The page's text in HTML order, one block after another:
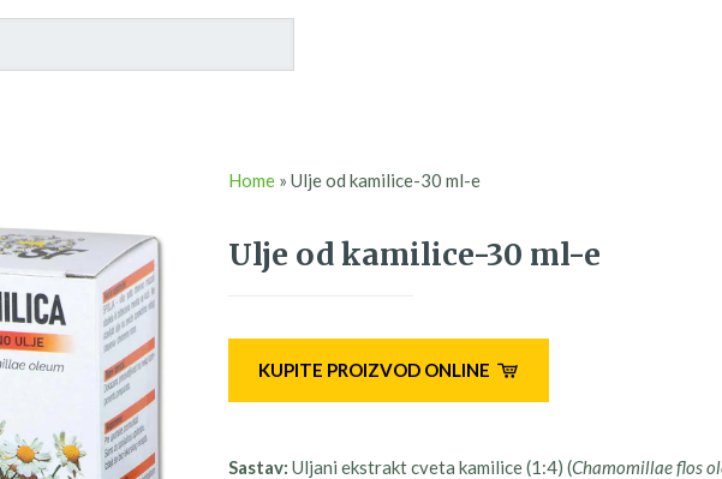
Home» Ulje od kamilice-30 ml-e
Ulje od kamilice-30 ml-e
KUPITE PROIZVOD ONLINE
Sastav: Uljani ekstrakt cveta kamilice (1:4) (Chamomillae flos